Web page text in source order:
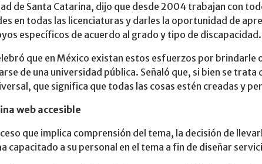
de Santa Catarina, dijo que desde 2004 trabajan con
en todas las licenciaturas y darles la oportunidad de
específicos de acuerdo al grado y tipo de discapacidad.
que en México existan estos esfuerzos por brindarle
de una universidad pública. Señaló que, si bien se
que significa que todas las cosas estén creadas y
web accesible
que implica comprensión del tema, la decisión de
capacitado a su personal en el tema a fin de diseñar